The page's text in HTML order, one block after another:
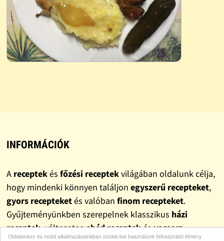
Oldalainkon és mobil alkalmazásainkban cookie-kat használunk felhasználói élmény
INFORMÁCIÓK
A receptekés főzési receptekvilágában oldalunk célja,
hogy mindenki könnyen találjon egyszerű recepteket,
gyors recepteketés valóban finom recepteket.
Gyűjteményünkben szerepelnek klasszikus házi
receptek, változatosebéd receptekésvacsora